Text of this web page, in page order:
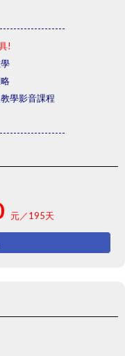
!
學影音課程
元／195天